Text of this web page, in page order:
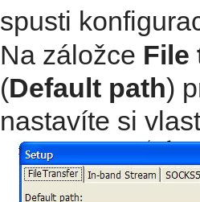
spusti
Na záložce File
(Default path)
nastavíte si